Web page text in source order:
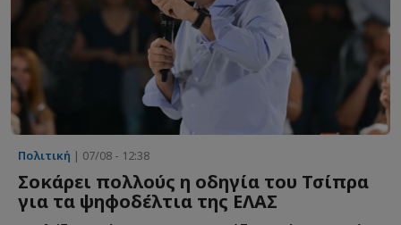
Πολιτική | 07/08 - 12:38
Σοκάρει πολλούς η οδηγία του Τσίπρα
για τα ψηφοδέλτια της ΕΛΑΣ